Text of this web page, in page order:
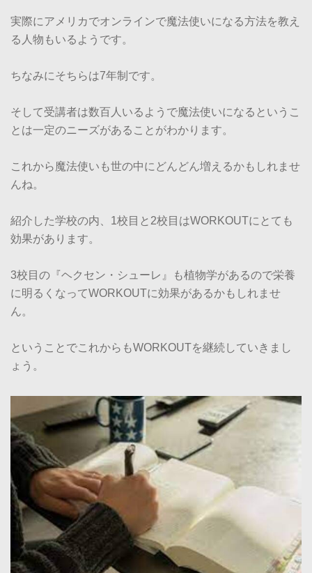
実際にアメリカでオンラインで魔法使いになる方法を教え
る人物もいるようです。
ちなみにそちらは7年制です。
そして受講者は数百人いるようで魔法使いになるというこ
とは一定のニーズがあることがわかります。
これから魔法使いも世の中にどんどん増えるかもしれませ
んね。
紹介した学校の内、1校目と2校目はWORKOUTにとても
効果があります。
3校目の『ヘクセン・シューレ』も植物学があるので栄養
に明るくなってWORKOUTに効果があるかもしれませ
ん。
ということでこれからもWORKOUTを継続していきまし
ょう。